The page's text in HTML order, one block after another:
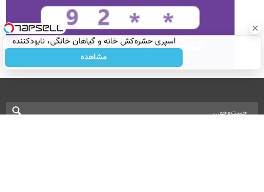
اسپری حشره‌کش خانه و گیاهان خانگی، نابودکننده
انواع حشرات خانگی و آفات
مشاهده